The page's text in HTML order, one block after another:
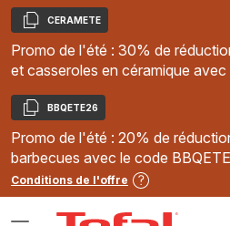
Copier
CERAMETE
Promo de l'été : 30% de
et casseroles en céramique
Copier
BBQETE26
Promo de l'été : 20% de
barbecues avec le code
Conditions de l'offre